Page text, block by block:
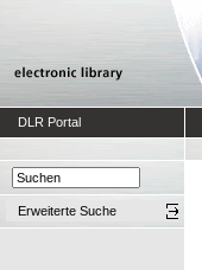
DLR Portal
Erweiterte Suche